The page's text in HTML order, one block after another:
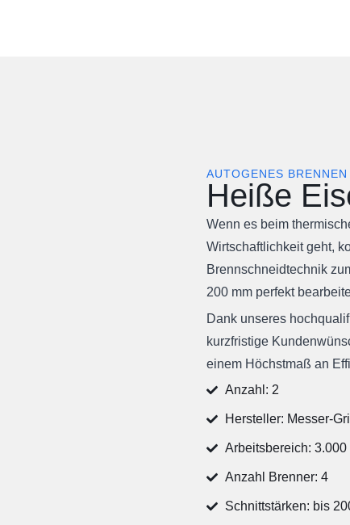
AUTOGENES BRENNEN
Heiße
Wenn es beim
Wirtschaftlichkeit geht,
Brennschneidtechnik
200 mm perfekt
Dank unseres
kurzfristige
einem Höchstmaß an
Anzahl: 2
Hersteller: Messer-
Arbeitsbereich: 3.000
Anzahl Brenner: 4
Schnittstärken: bis